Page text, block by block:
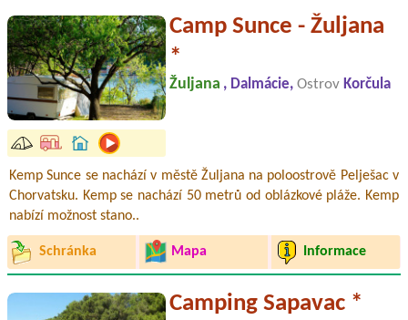
Camp Sunce - Žuljana
*
Žuljana , Dalmácie, Ostrov Korčula
Kemp Sunce se nachází v městě Žuljana na poloostrově Pelješac v
Chorvatsku. Kemp se nachází 50 metrů od oblázkové pláže. Kemp
nabízí možnost stano..
Schránka Mapa Informace
Camping Sapavac *